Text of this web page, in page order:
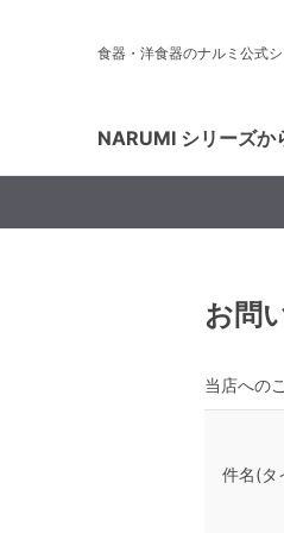
食器・洋食器のナルミ公式
NARUMI シリーズか
お問
当店への
件名(タ